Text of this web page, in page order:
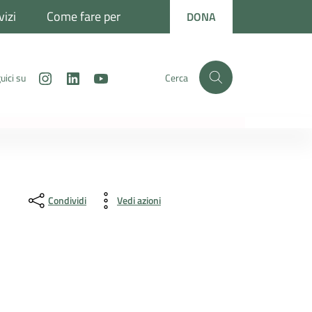
Come fare per DONA
su Instagram
LinkedIn Cerca
Condividi Vedi azioni